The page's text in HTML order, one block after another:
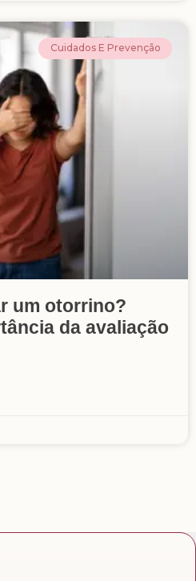
Cuidados E Prevenção
um otorrino?
da avaliação